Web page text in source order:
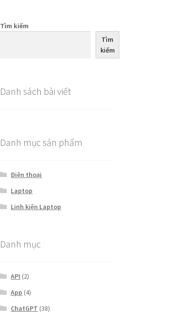
Tìm kiếm
Tìm
kiếm
Danh sách bài viết
Danh mục sản phẩm
Điện thoại
Laptop
Linh kiện Laptop
Danh mục
API (2)
App (4)
ChatGPT (38)